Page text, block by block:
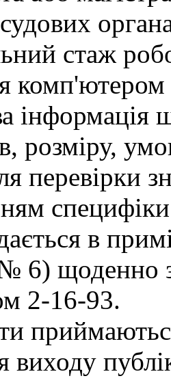
стаж
комп'ютером
інформація
розміру,
перевірки
в
6) щоденно
2-16-93.
виходу